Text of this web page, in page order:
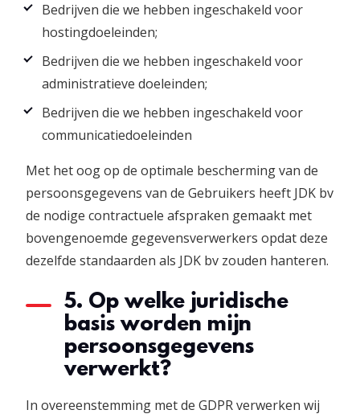
Bedrijven die we hebben ingeschakeld voor
hostingdoeleinden;
Bedrijven die we hebben ingeschakeld voor
administratieve doeleinden;
Bedrijven die we hebben ingeschakeld voor
communicatiedoeleinden
Met het oog op de optimale bescherming van de
persoonsgegevens van de Gebruikers heeft JDK bv
de nodige contractuele afspraken gemaakt met
bovengenoemde gegevensverwerkers opdat deze
dezelfde standaarden als JDK bv zouden hanteren.
5. Op welke juridische
basis worden mijn
persoonsgegevens
verwerkt?
In overeenstemming met de GDPR verwerken wij